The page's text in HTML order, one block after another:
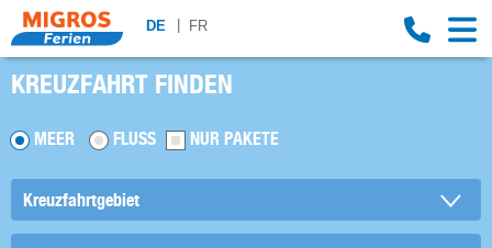
DE FR
KREUZFAHRT FINDEN
MEER FLUSS NUR PAKETE